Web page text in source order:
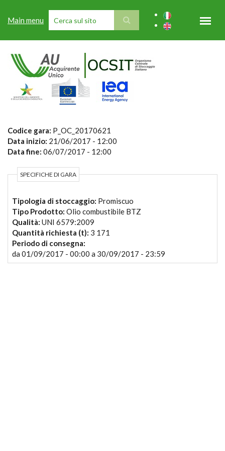
Main menu
FORM DI RICERCA
Codice gara: P_OC_20170621
Data inizio: 21/06/2017 - 12:00
Data fine: 06/07/2017 - 12:00
SPECIFICHE DI GARA
Tipologia di stoccaggio: Promiscuo
Tipo Prodotto: Olio combustibile BTZ
Qualità: UNI 6579:2009
Quantità richiesta (t): 3 171
Periodo di consegna:
da 01/09/2017 - 00:00 a 30/09/2017 - 23:59